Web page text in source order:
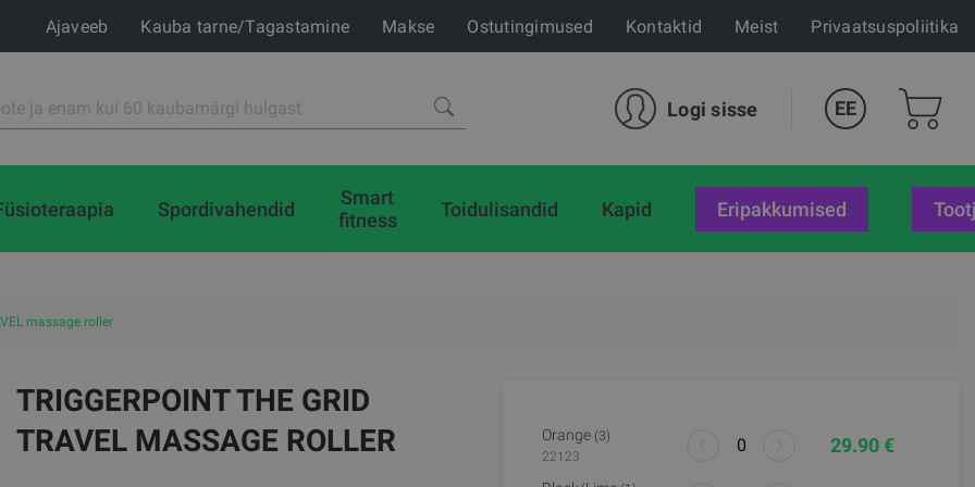
Ajaveeb Kauba tarne/Tagastamine Makse Ostutingimused Kontaktid Meist Privaatsuspoliitika
Logi sisse EE
Spordivahendid
Smart
fitness
Toidulisandid Kapid eripakkumised
massage roller
TRIGGERPOINT THE GRID
TRAVEL MASSAGE ROLLER
Orange (3)
22123
29.90 €